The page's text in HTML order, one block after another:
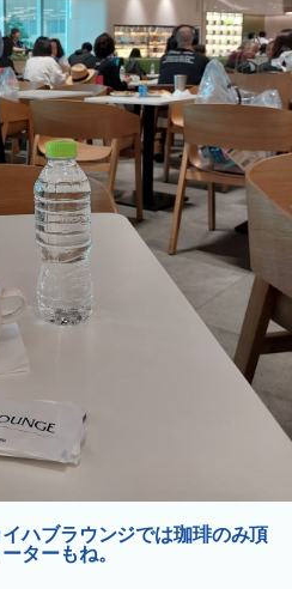
ハブラウンジでは珈琲のみ頂
ターもね。